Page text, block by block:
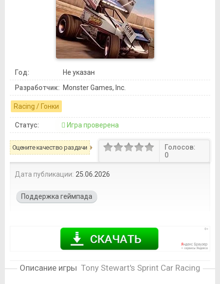
Год:
Не указан
Разработчик: Monster Games, Inc.
Racing / Гонки
Статус: Игра проверена
Оцените качество раздачи
Голосов:
0
Дата публикации: 25.06.2026
Поддержка геймпада
Описание игры Tony Stewart's Sprint Car Racing